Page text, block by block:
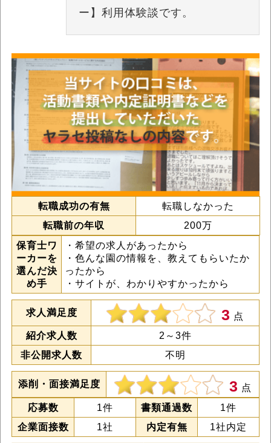
ー】利用体験談です。
転職成功の有無
転職しなかった
転職前の年収
200万
保育士ワ
ーカーを
選んだ決
め手
・希望の求人があったから
・色んな園の情報を、教えてもらいたか
ったから
・サイトが、わかりやすかったから
求人満足度 3 点
紹介求人数
2～3件
非公開求人数
不明
添削・面接満足度 3 点
応募数
1件 書類通過数
1件
企業面接数
1社 内定有無 1社内定